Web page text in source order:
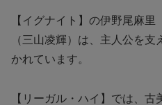
【イグナイト】の伊野尾麻
（三山凌輝）は、主人公を
かれています。
【リーガル・ハイ】では、